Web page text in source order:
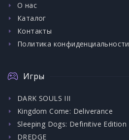
О нас
Каталог
Контакты
Политика конфиденциальности
Игры
DARK SOULS III
Kingdom Come: Deliverance
Sleeping Dogs: Definitive Edition
DREDGE